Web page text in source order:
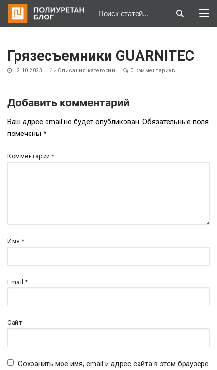
содержимому
Грязесъемники GUARNITEC
12.10.2023 Описания категорий 0 комментариев
Навигация
по
записям
Добавить комментарий
Ваш адрес email не будет опубликован. Обязательные поля
помечены *
Комментарий*
Имя*
Email*
Сайт
Сохранить моё имя, email и адрес сайта в этом браузере